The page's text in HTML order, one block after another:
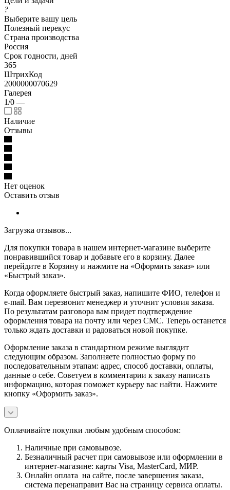
?
Выберите вашу цель
Полезный перекус
Страна производства
Россия
Срок годности, дней
365
ШтрихКод
2000000070629
Галерея
1/0 —
Наличие
Отзывы
Нет оценок
Оставить отзыв
Загрузка отзывов...
Для покупки товара в нашем интернет-магазине выберите
понравившийся товар и добавьте его в корзину. Далее
перейдите в Корзину и нажмите на «Оформить заказ» или
«Быстрый заказ».
Когда оформляете быстрый заказ, напишите ФИО, телефон и
e-mail. Вам перезвонит менеджер и уточнит условия заказа.
По результатам разговора вам придет подтверждение
оформления товара на почту или через СМС. Теперь останется
только ждать доставки и радоваться новой покупке.
Оформление заказа в стандартном режиме выглядит
следующим образом. Заполняете полностью форму по
последовательным этапам: адрес, способ доставки, оплаты,
данные о себе. Советуем в комментарии к заказу написать
информацию, которая поможет курьеру вас найти. Нажмите
кнопку «Оформить заказ».
Оплачивайте покупки любым удобным способом:
Наличные при самовывозе.
Безналичный расчет при самовывозе или оформлении в
интернет-магазине: карты Visa, MasterCard, МИР.
Онлайн оплата на сайте, после завершения заказа,
система перенаправит Вас на страницу сервиса оплаты.